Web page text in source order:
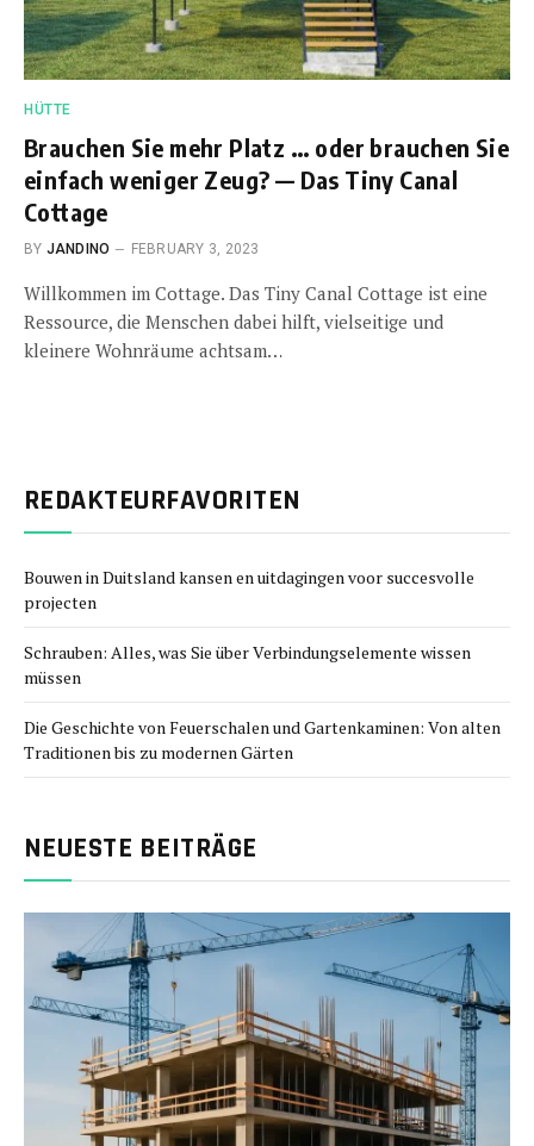
HÜTTE
Brauchen Sie mehr Platz … oder brauchen Sie
einfach weniger Zeug? — Das Tiny Canal
Cottage
BY JANDINO FEBRUARY 3, 2023
Willkommen im Cottage. Das Tiny Canal Cottage ist eine
Ressource, die Menschen dabei hilft, vielseitige und
kleinere Wohnräume achtsam…
REDAKTEURFAVORITEN
Bouwen in Duitsland kansen en uitdagingen voor succesvolle
projecten
Schrauben: Alles, was Sie über Verbindungselemente wissen
müssen
Die Geschichte von Feuerschalen und Gartenkaminen: Von alten
Traditionen bis zu modernen Gärten
NEUESTE BEITRÄGE